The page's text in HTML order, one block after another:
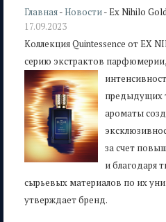
Главная-Новости- Ex Nihilo
17.09.2023
Коллекция Quintessence от EX
серию экстрактов
предыдущих
ароматы
за счет
и благодаря
сырьевых материалов по их
утверждает бренд.